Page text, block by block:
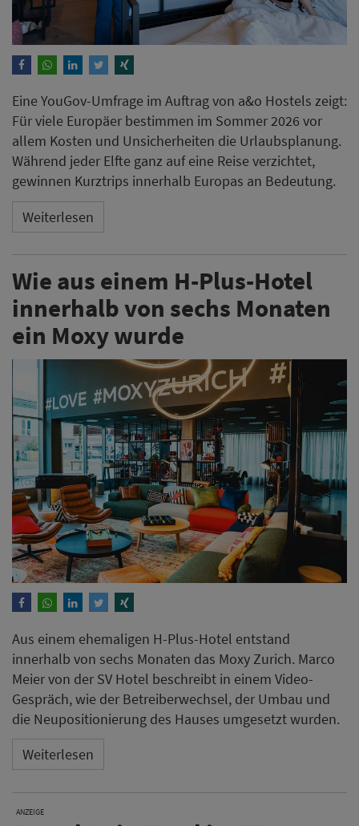
Eine YouGov-Umfrage im Auftrag von a&o Hostels zeigt:
Für viele Europäer bestimmen im Sommer 2026 vor
allem Kosten und Unsicherheiten die Urlaubsplanung.
Während jeder Elfte ganz auf eine Reise verzichtet,
gewinnen Kurztrips innerhalb Europas an Bedeutung.
Weiterlesen
Wie aus einem H-Plus-Hotel
innerhalb von sechs Monaten
ein Moxy wurde
Aus einem ehemaligen H-Plus-Hotel entstand
innerhalb von sechs Monaten das Moxy Zurich. Marco
Meier von der SV Hotel beschreibt in einem Video-
Gespräch, wie der Betreiberwechsel, der Umbau und
die Neupositionierung des Hauses umgesetzt wurden.
Weiterlesen
ANZEIGE